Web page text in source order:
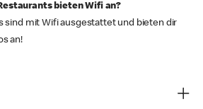
bieten Wifi an?
sind mit Wifi ausgestattet und bieten dir
an!